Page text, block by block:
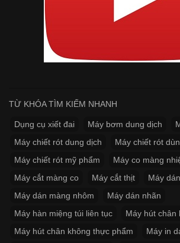
TỪ KHÓA TÌM KIẾM NHANH
Dụng cụ xiết đai Máy bơm dung dịch
Máy chiết rót dung dịch
Máy chiết rót
Máy chiết rót mỹ phẩm
Máy co màng
Máy cắt màng co
Máy cắt thịt
Máy
Máy dán màng nhôm
Máy dán nhãn
Máy hàn miệng túi liên tục
Máy hút chân
Máy hút chân không thực phẩm
Máy in